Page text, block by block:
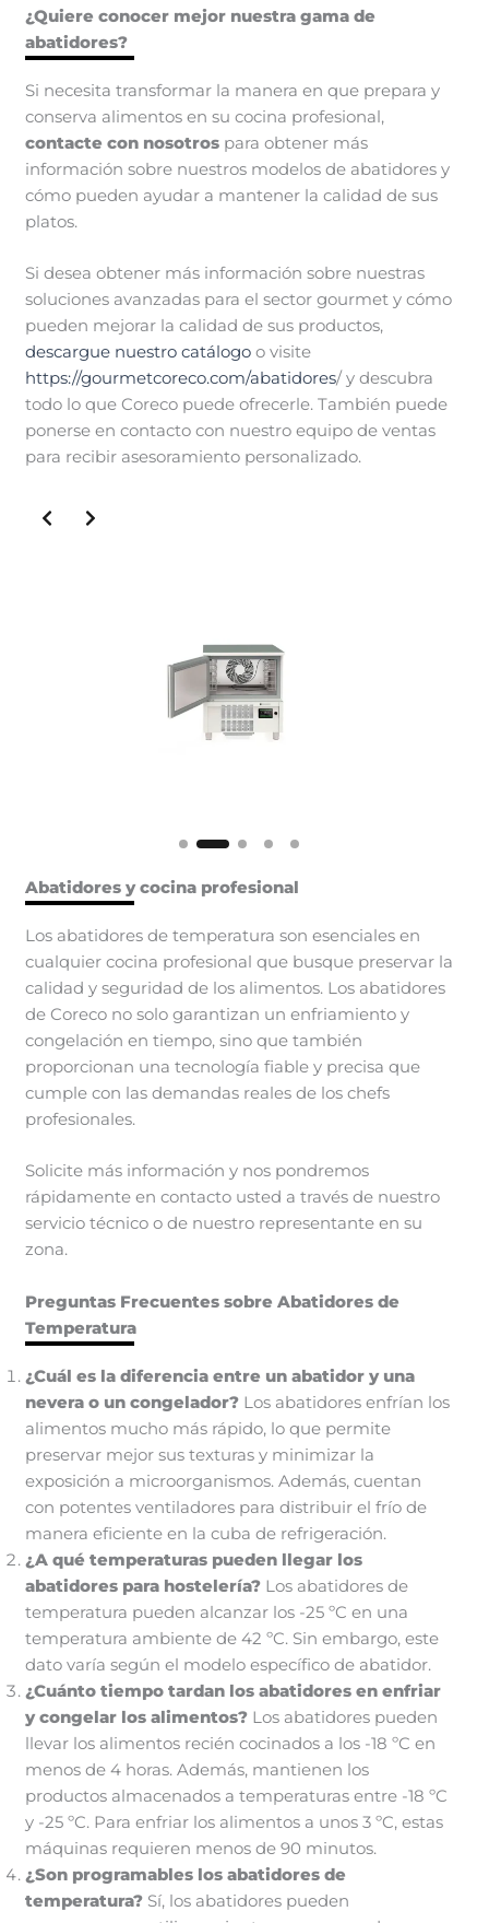
¿Quiere conocer mejor nuestra gama de
abatidores?
Si necesita transformar la manera en que prepara y
conserva alimentos en su cocina profesional,
contacte con nosotrospara obtener más
información sobre nuestros modelos de abatidores y
cómo pueden ayudar a mantener la calidad de sus
platos.
Si desea obtener más información sobre nuestras
soluciones avanzadas para el sector gourmet y cómo
pueden mejorar la calidad de sus productos,
descargue nuestro catálogoo visite
https://gourmetcoreco.com/abatidores/ y descubra
todo lo que Coreco puede ofrecerle. También puede
ponerse en contacto con nuestro equipo de ventas
para recibir asesoramiento personalizado.
Slide 2 of 5
Abatidores y cocina profesional
Los abatidores de temperatura son esenciales en
cualquier cocina profesional que busque preservar la
calidad y seguridad de los alimentos. Los abatidores
de Coreco no solo garantizan un enfriamiento y
congelación en tiempo, sino que también
proporcionan una tecnología fiable y precisa que
cumple con las demandas reales de los chefs
profesionales.
Solicite más información y nos pondremos
rápidamente en contacto usted a través de nuestro
servicio técnico o de nuestro representante en su
zona.
Preguntas Frecuentes sobre Abatidores de
Temperatura
¿Cuál es la diferencia entre un abatidor y una
nevera o un congelador?Los abatidores enfrían los
alimentos mucho más rápido, lo que permite
preservar mejor sus texturas y minimizar la
exposición a microorganismos. Además, cuentan
con potentes ventiladores para distribuir el frío de
manera eficiente en la cuba de refrigeración.
¿A qué temperaturas pueden llegar los
abatidores para hostelería?Los abatidores de
temperatura pueden alcanzar los -25 ºC en una
temperatura ambiente de 42 ºC. Sin embargo, este
dato varía según el modelo específico de abatidor.
¿Cuánto tiempo tardan los abatidores en enfriar
y congelar los alimentos?Los abatidores pueden
llevar los alimentos recién cocinados a los -18 ºC en
menos de 4 horas. Además, mantienen los
productos almacenados a temperaturas entre -18 ºC
y -25 ºC. Para enfriar los alimentos a unos 3 ºC, estas
máquinas requieren menos de 90 minutos.
¿Son programables los abatidores de
temperatura?Sí, los abatidores pueden